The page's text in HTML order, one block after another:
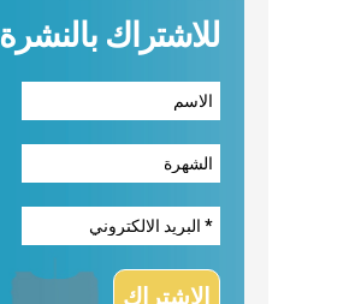
للاشتراك بالنشرة